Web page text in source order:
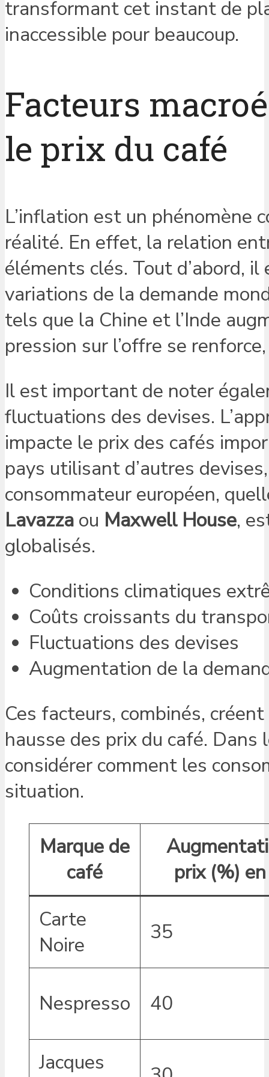
transformant cet instant de
inaccessible pour beaucoup.
Facteurs
le prix du café
L’inflation est un phénomène
réalité. En effet, la relation
éléments clés. Tout d’abord,
variations de la demande
tels que la Chine et l’Inde
pression sur l’offre se
Il est important de noter
fluctuations des devises.
impacte le prix des cafés
pays utilisant d’autres
consommateur européen,
Lavazza ou Maxwell House,
globalisés.
Conditions climatiques
Coûts croissants du
Fluctuations des devises
Augmentation de la
Ces facteurs, combinés,
hausse des prix du café.
considérer comment les
situation.
Marque de
café
prix (%)
Carte
Noire
35
Nespresso 40
Jacques